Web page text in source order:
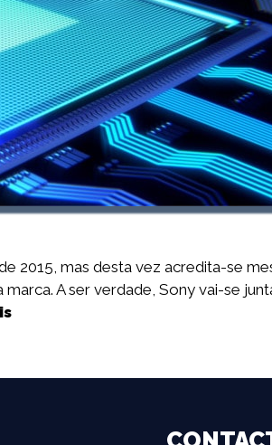
2015, mas desta vez acredita-se
A ser verdade, Sony vai-se